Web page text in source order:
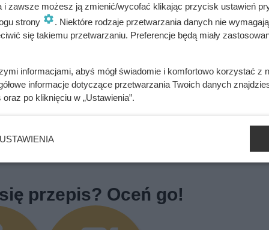
wierzch wysyp rozmrożone jagody.
stopni C piekarniku.
pudrem.
Oblicz koszty przyrządzenia potrawy
przepis? Oceń go!
i zawsze możesz ją zmienić/wycofać klikając przycisk ustawień
strony
. Niektóre rodzaje przetwarzania danych nie
się takiemu przetwarzaniu. Preferencje będą miały
informacjami, abyś mógł świadomie i komfortowo korzystać z
informacje dotyczące przetwarzania Twoich danych
oraz po kliknięciu w „Ustawienia”.
USTAWIENIA